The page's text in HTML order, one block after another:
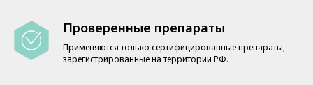
Проверенные препараты
Применяются только сертифицированные препараты,
зарегистрированные на территории РФ.